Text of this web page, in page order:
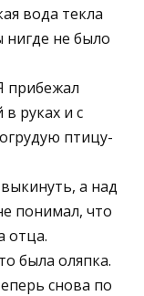
вода текла
нигде не было
прибежал
руках и с
птицу-
а над
понимал, что
отца.
была оляпка.
снова по